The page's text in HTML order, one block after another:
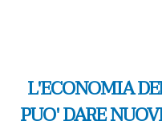
L'ECONOMIA
PUO' DARE